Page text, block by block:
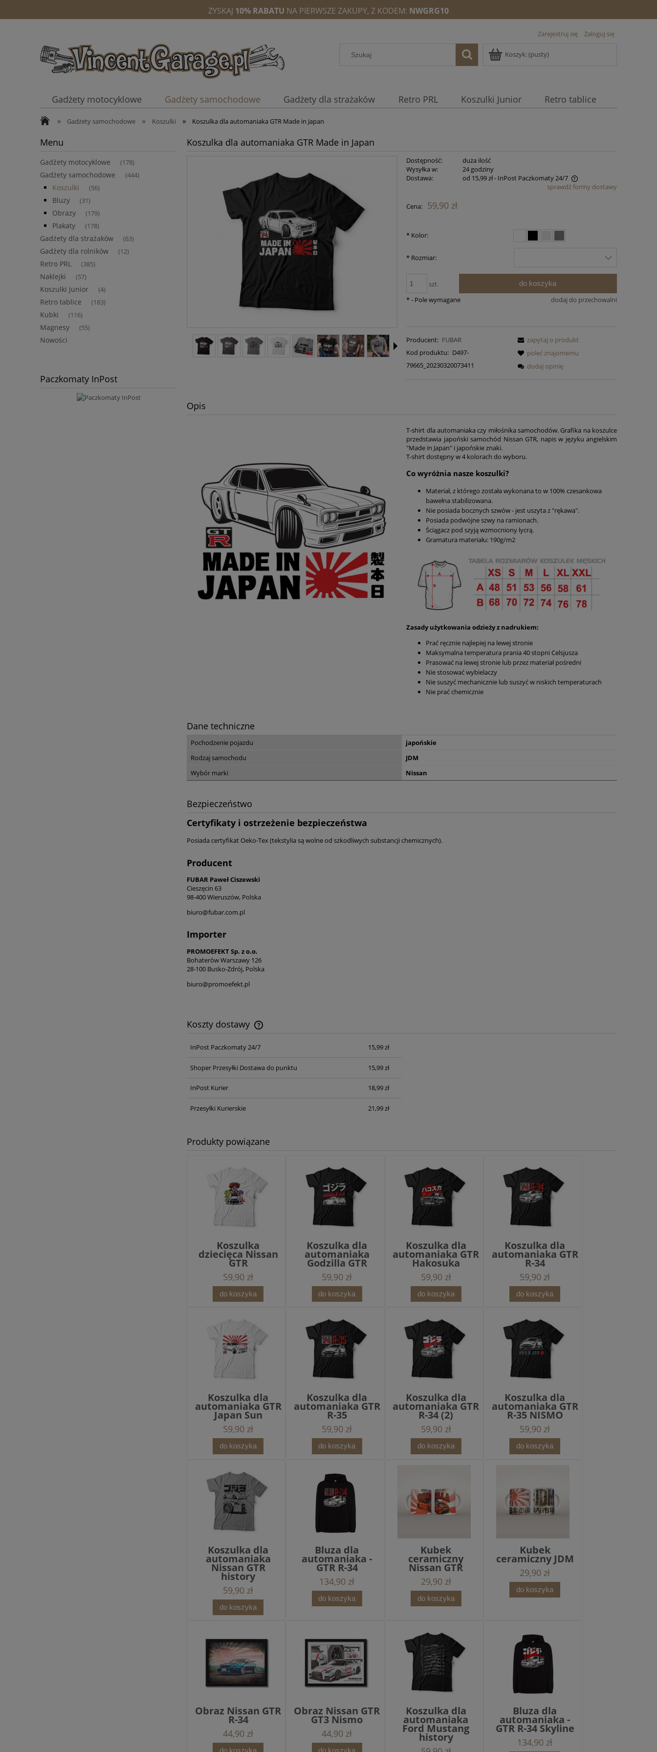
ZYSKAJ 10% RABATU NA PIERWSZE ZAKUPY, Z KODEM: NWGRG10
Zarejestruj się Zaloguj się
Koszyk:(pusty)
Gadżety motocyklowe Gadżety samochodowe Gadżety dla strażaków Retro PRL Koszulki Junior
Retro tablice
Kubki
» Gadżety samochodowe » Koszulki » Koszulka dla automaniaka GTR Made in Japan
Menu
Gadżety motocyklowe (178)
Gadżety samochodowe (444)
Koszulki (56)
Bluzy (31)
Obrazy (179)
Plakaty (178)
Gadżety dla strażaków (63)
Gadżety dla rolników (12)
Retro PRL (385)
Naklejki (57)
Koszulki Junior (4)
Retro tablice (183)
Kubki (116)
Magnesy (55)
Nowości
Paczkomaty InPost
Koszulka dla automaniaka GTR Made in Japan
Dostępność:
duża ilość
Wysyłka w:
24 godziny
Dostawa:
od 15,99 zł- InPost Paczkomaty 24/7
płatności
sprawdź formy dostawy
Cena: 59,90 zł
* Kolor:
* Rozmiar:
szt. do koszyka
dodaj do przechowalni
*- Pole wymagane
Producent: FUBAR
Kod produktu: D497-
79665_20230320073411
zapytaj o produkt
poleć znajomemu
dodaj opinię
Opis
T-shirt dla automaniaka czy miłośnika samochodów. Grafika na koszulce
przedstawia japoński samochód Nissan GTR, napis w języku angielskim
"Made in Japan" i japońskie znaki.
T-shirt dostępny w 4 kolorach do wyboru.
Co wyróżnia nasze koszulki?
Materiał, z którego została wykonana to w 100% czesankowa
bawełna stabilizowana.
Nie posiada bocznych szwów - jest uszyta z "rękawa".
Posiada podwójne szwy na ramionach.
Ściągacz pod szyją wzmocniony lycrą.
Gramatura materiału: 190g/m2
Zasady użytkowania odzieży z nadrukiem:
Prać ręcznie najlepiej na lewej stronie
Maksymalna temperatura prania 40 stopni Celsjusza
Prasować na lewej stronie lub przez materiał pośredni
Nie stosować wybielaczy
Nie suszyć mechanicznie lub suszyć w niskich temperaturach
Nie prać chemicznie
Dane techniczne
Pochodzenie pojazdu
japońskie
Rodzaj samochodu
JDM
Wybór marki
Nissan
Bezpieczeństwo
Certyfikaty i ostrzeżenie bezpieczeństwa
Posiada certyfikat Oeko-Tex (tekstylia są wolne od szkodliwych substancji chemicznych).
Producent
FUBAR Paweł Ciszewski
Cieszęcin 63
98-400 Wieruszów, Polska
biuro@fubar.com.pl
Importer
PROMOEFEKT Sp. z o.o.
Bohaterów Warszawy 126
28-100 Busko-Zdrój, Polska
biuro@promoefekt.pl
Koszty dostawy
Cena nie zawiera ewentualnych kosztów
InPost Paczkomaty 24/7 15,99 zł
Shoper Przesyłki Dostawa do punktu 15,99 zł
InPost Kurier 18,99 zł
Przesyłki Kurierskie 21,99 zł
Produkty powiązane
Koszulka
dziecięca Nissan
GTR
59,90 zł
do koszyka
Koszulka dla
automaniaka
Godzilla GTR
59,90 zł
do koszyka
Koszulka dla
automaniaka GTR
Hakosuka
59,90 zł
do koszyka
Koszulka dla
automaniaka GTR
R-34
59,90 zł
do koszyka
Koszulka dla
automaniaka GTR
Japan Sun
59,90 zł
do koszyka
Koszulka dla
automaniaka GTR
R-35
59,90 zł
do koszyka
Koszulka dla
automaniaka GTR
R-34 (2)
59,90 zł
do koszyka
Koszulka dla
automaniaka GTR
R-35 NISMO
59,90 zł
do koszyka
Koszulka dla
automaniaka
Nissan GTR
history
59,90 zł
do koszyka
Bluza dla
automaniaka -
GTR R-34
134,90 zł
do koszyka
Kubek
ceramiczny
Nissan GTR
29,90 zł
do koszyka
Kubek
ceramiczny JDM
29,90 zł
do koszyka
Obraz Nissan GTR
R-34
44,90 zł
Obraz Nissan GTR
GT3 Nismo
44,90 zł
Koszulka dla
automaniaka
Ford Mustang
history
Bluza dla
automaniaka -
GTR R-34 Skyline
134,90 zł